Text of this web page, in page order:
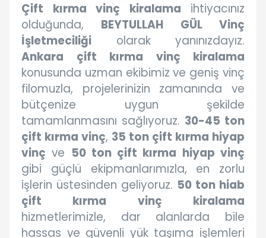
Çift kırma vinç kiralama ihtiyacınız
olduğunda, BEYTULLAH GÜL Vinç
İşletmeciliği olarak yanınızdayız.
Ankara çift kırma vinç kiralama
konusunda uzman ekibimiz ve geniş vinç
filomuzla, projelerinizin zamanında ve
bütçenize uygun şekilde
tamamlanmasını sağlıyoruz. 30-45 ton
çift kırma vinç, 35 ton çift kırma hiyap
vinç ve 50 ton çift kırma hiyap vinç
gibi güçlü ekipmanlarımızla, en zorlu
işlerin üstesinden geliyoruz. 50 ton hiab
çift kırma vinç kiralama
hizmetlerimizle, dar alanlarda bile
hassas ve güvenli yük taşıma işlemleri